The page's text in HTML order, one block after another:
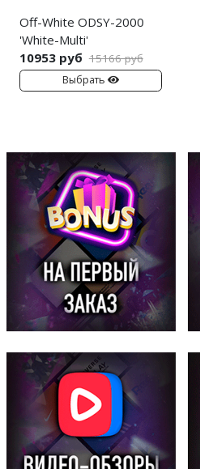
Off-White ODSY-2000
'White-Multi'
10953 руб 15166 руб
Выбрать